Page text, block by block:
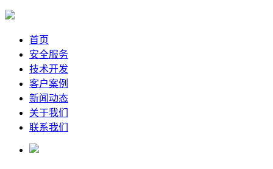
首页
安全服务
技术开发
客户案例
新闻动态
关于我们
联系我们